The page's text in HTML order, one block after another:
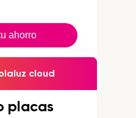
ahorro
cloud
placas